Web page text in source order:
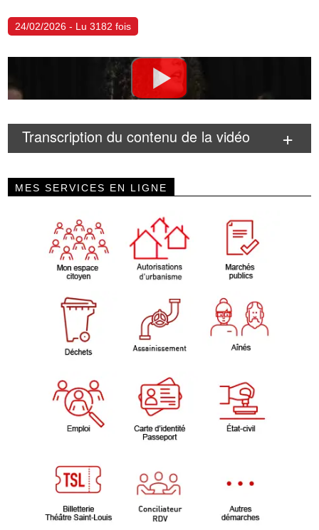
24/02/2026 - Lu 3182 fois
Transcription du contenu de la vidéo
MES SERVICES EN LIGNE